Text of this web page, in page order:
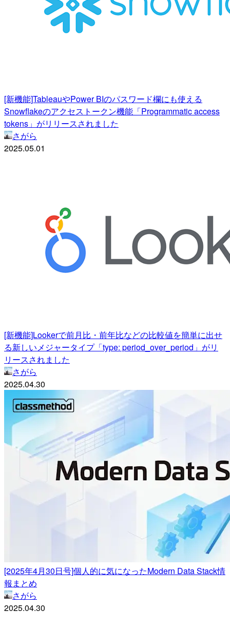
[新機能]TableauやPower BIのパスワード欄にも使える
Snowflakeのアクセストークン機能「Programmatic access
tokens」がリリースされました
さがら
2025.05.01
[新機能]Lookerで前月比・前年比などの比較値を簡単に出せ
る新しいメジャータイプ「type: period_over_period」がリ
リースされました
さがら
2025.04.30
[2025年4月30日号]個人的に気になったModern Data Stack情
報まとめ
さがら
2025.04.30